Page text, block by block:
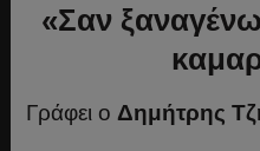
«Σαν
Γράφει ο Δημήτρης